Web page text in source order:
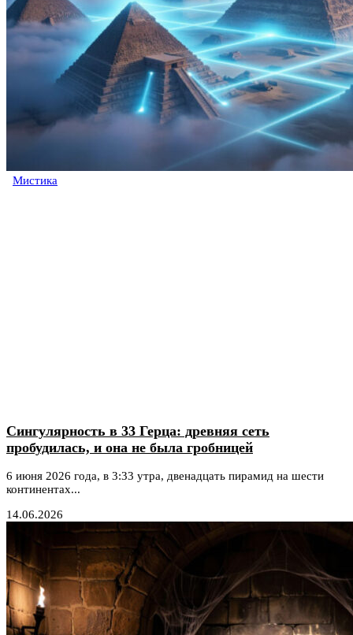
Мистика
Сингулярность в 33 Герца: древняя сеть
пробудилась, и она не была гробницей
6 июня 2026 года, в 3:33 утра, двенадцать пирамид на шести
континентах...
14.06.2026